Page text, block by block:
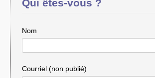
Qui êtes-vous ?
Nom
Courriel (non publié)